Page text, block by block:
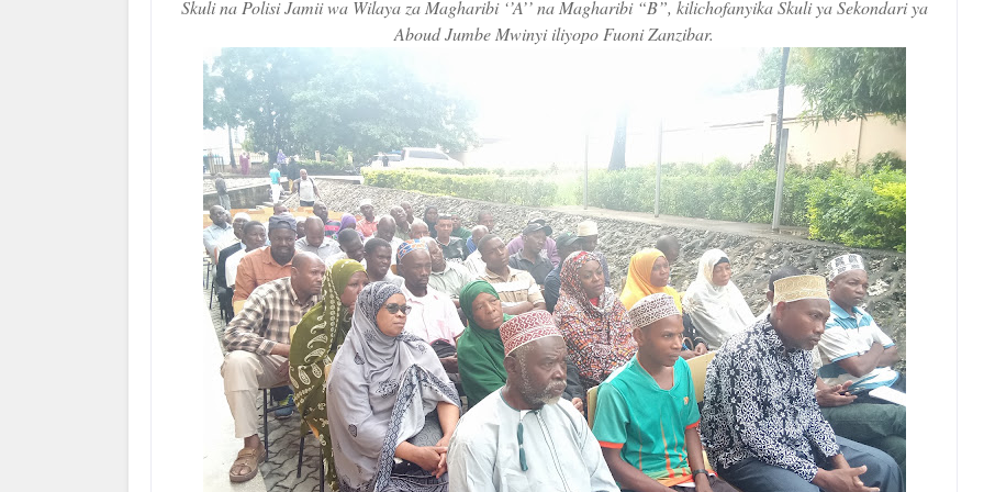
Skuli na Polisi Jamii wa Wilaya za Magharibi ‘’A’’ na Magharibi “B”, kilichofanyika Skuli ya Sekondari ya
Aboud Jumbe Mwinyi iliyopo Fuoni Zanzibar.